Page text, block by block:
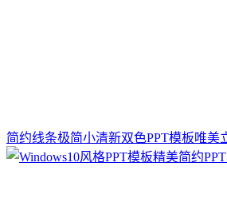
简约线条极简小清新双色PPT模板唯美